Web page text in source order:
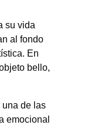
su vida
al fondo
En
bello,
una de las
emocional